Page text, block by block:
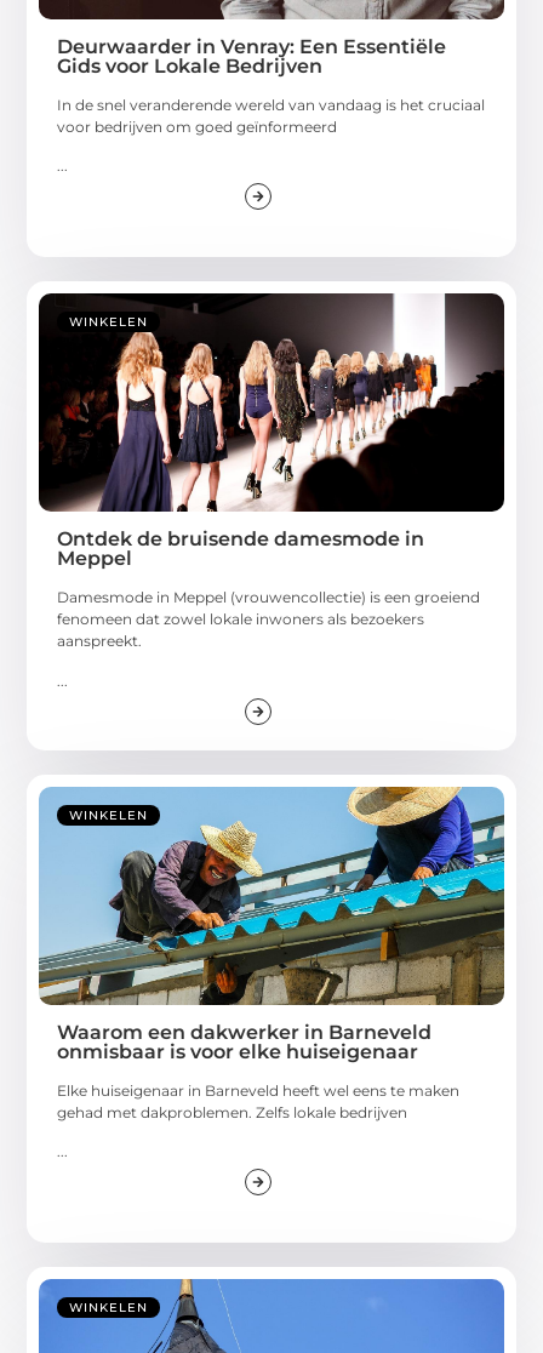
Deurwaarder in Venray: Een Essentiële
Gids voor Lokale Bedrijven
In de snel veranderende wereld van vandaag is het cruciaal
voor bedrijven om goed geïnformeerd
...
WINKELEN
Ontdek de bruisende damesmode in
Meppel
Damesmode in Meppel (vrouwencollectie) is een groeiend
fenomeen dat zowel lokale inwoners als bezoekers
aanspreekt.
WINKELEN
Waarom een dakwerker in Barneveld
onmisbaar is voor elke huiseigenaar
Elke huiseigenaar in Barneveld heeft wel eens te maken
gehad met dakproblemen. Zelfs lokale bedrijven
...
WINKELEN